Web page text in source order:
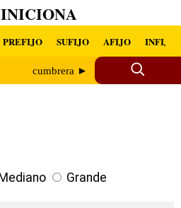
PREFIJO SUFIJO AFIJO INFIJO
cumbrera ►
Grande